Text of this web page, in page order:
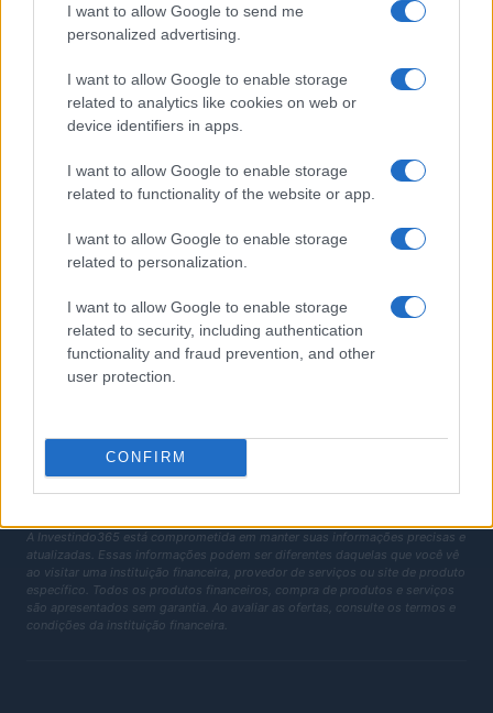
I want to allow Google to send me
personalized advertising.
I want to allow Google to enable storage
related to analytics like cookies on web or
device identifiers in apps.
I want to allow Google to enable storage
related to functionality of the website or app.
I want to allow Google to enable storage
related to personalization.
I want to allow Google to enable storage
related to security, including authentication
functionality and fraud prevention, and other
user protection.
CONFIRM
Finança
Moedas criptográficas
Sobre nós
Política de Privacidade
A Investindo365 está comprometida em manter suas informações precisas e
atualizadas. Essas informações podem ser diferentes daquelas que você vê
ao visitar uma instituição financeira, provedor de serviços ou site de produto
específico. Todos os produtos financeiros, compra de produtos e serviços
são apresentados sem garantia. Ao avaliar as ofertas, consulte os termos e
condições da instituição financeira.